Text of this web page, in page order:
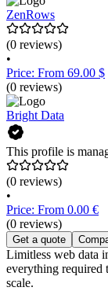
ZenRows
(0 reviews)
•
Price: From 69.00 $
(0 reviews)
Bright Data
This profile is
(0 reviews)
•
Price: From 0.00 €
(0 reviews)
Get a quote
Limitless web data
everything required
scale.